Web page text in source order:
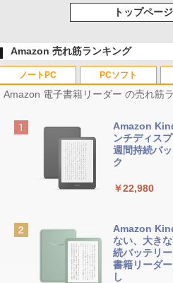
トップペー
Amazon 売れ筋ランキング
ノートPC
Apple 2026
プ搭載13イ
e
inaディスプ
eTime HDカ
tomtoc 360°
ンケース
book
PCソフト
Robloxギフ
定バーチャ
インゲーム
ラインコード
￥1,300
Robloxギフ
定バーチャ
インゲーム
ラインコード
生成AIパス
￥1,766
出す プロン
ズ (はぴー
￥480
Amazon 電子書籍リーダー の売れ筋
Amazon
ンチディス
週間持続バ
ク
￥22,980
Amazon
ない、大き
続バッテリ
書籍リーダ
し